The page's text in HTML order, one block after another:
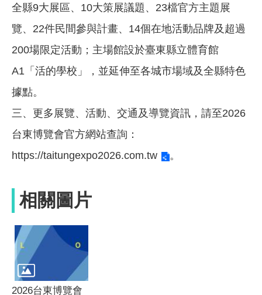
全縣9大展區、10大策展議題、23檔官方主題展
覽、22件民間參與計畫、14個在地活動品牌及超過
200場限定活動；主場館設於臺東縣立體育館
A1「活的學校」，並延伸至各城市場域及全縣特色
據點。
三、更多展覽、活動、交通及導覽資訊，請至2026
台東博覽會官方網站查詢：
https://taitungexpo2026.com.tw
。
相關圖片
2026台東博覽會